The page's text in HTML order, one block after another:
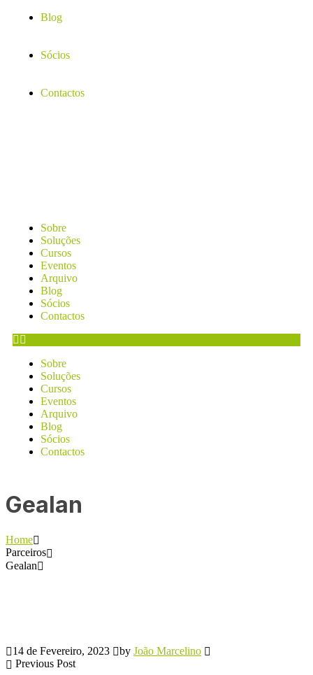
Blog
Sócios
Contactos
Sobre
Soluções
Cursos
Eventos
Arquivo
Blog
Sócios
Contactos
Sobre
Soluções
Cursos
Eventos
Arquivo
Blog
Sócios
Contactos
Gealan
Home
Parceiros
Gealan
14 de Fevereiro, 2023 by João Marcelino
Previous Post